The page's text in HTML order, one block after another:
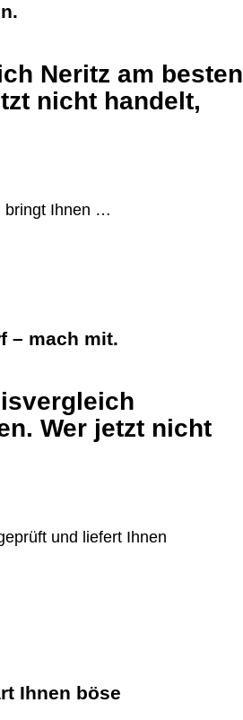
Neritz am besten
nicht handelt,
bringt Ihnen …
– mach mit.
Wer jetzt nicht
und liefert Ihnen
Ihnen böse